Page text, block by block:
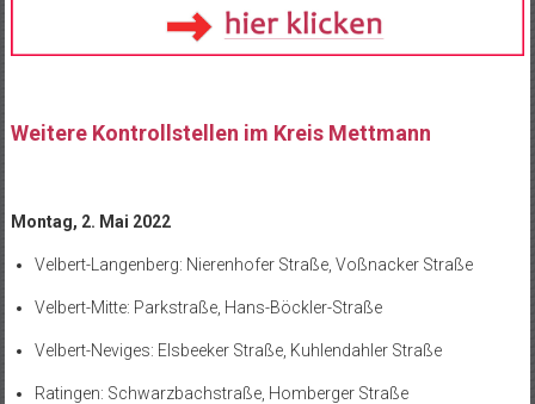
Weitere Kontrollstellen im Kreis Mettmann
Montag, 2. Mai 2022
Velbert-Langenberg: Nierenhofer Straße, Voßnacker Straße
Velbert-Mitte: Parkstraße, Hans-Böckler-Straße
Velbert-Neviges: Elsbeeker Straße, Kuhlendahler Straße
Ratingen: Schwarzbachstraße, Homberger Straße